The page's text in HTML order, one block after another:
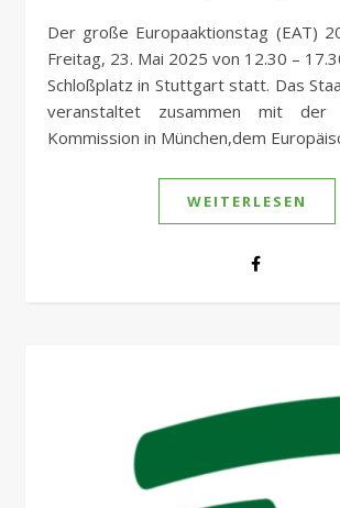
Der große Europaaktionstag (EAT) 2025 findet am
Freitag, 23. Mai 2025 von 12.30 –
Schloßplatz in Stuttgart statt. Das
veranstaltet zusammen mit der
Kommission in München,dem
WEITERLESEN